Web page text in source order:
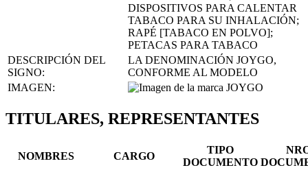
DISPOSITIVOS PARA CALENTAR
TABACO PARA SU INHALACIÓN;
RAPÉ [TABACO EN POLVO];
PETACAS PARA TABACO
DESCRIPCIÓN DEL
SIGNO:
LA DENOMINACIÓN JOYGO,
CONFORME AL MODELO
IMAGEN:
TITULARES, REPRESENTANTES
NOMBRES CARGO
TIPO
DOCUMENTO